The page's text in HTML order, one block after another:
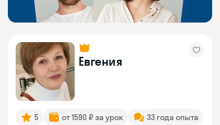
Евгения
5 от 1590 ₽ за урок 33 года опыта